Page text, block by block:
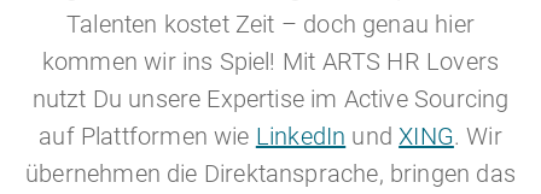
Talenten kostet Zeit – doch genau hier
kommen wir ins Spiel! Mit ARTS HR Lovers
nutzt Du unsere Expertise im Active Sourcing
auf Plattformen wie LinkedIn undXING. Wir
übernehmen die Direktansprache, bringen das